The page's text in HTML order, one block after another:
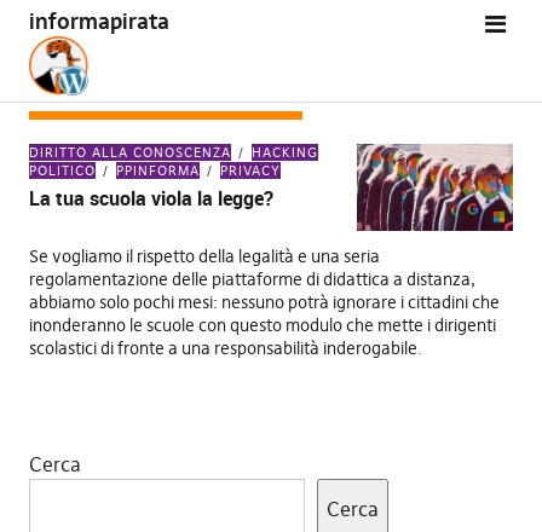
informapirata
TAG:HACKING POLITICO
DIRITTO ALLA CONOSCENZA
HACKING
POLITICO
PPINFORMA PRIVACY
La tua scuola viola la legge?
Se vogliamo il rispetto della legalità e una seria
regolamentazione delle piattaforme di didattica a distanza,
abbiamo solo pochi mesi: nessuno potrà ignorare i cittadini che
inonderanno le scuole con questo modulo che mette i dirigenti
scolastici di fronte a una responsabilità inderogabile.
Cerca
Cerca